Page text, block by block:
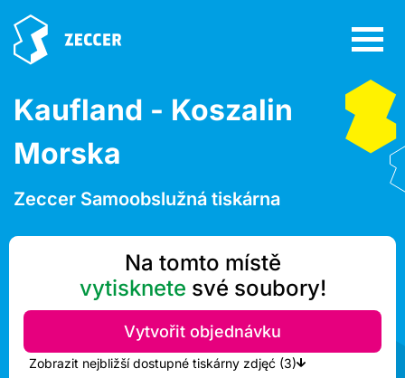
Kaufland - Koszalin
Morska
Zeccer Samoobslužná tiskárna
Na tomto místě
vytisknete své soubory!
Vytvořit objednávku
Zobrazit nejbližší dostupné tiskárny zdjęć (3)